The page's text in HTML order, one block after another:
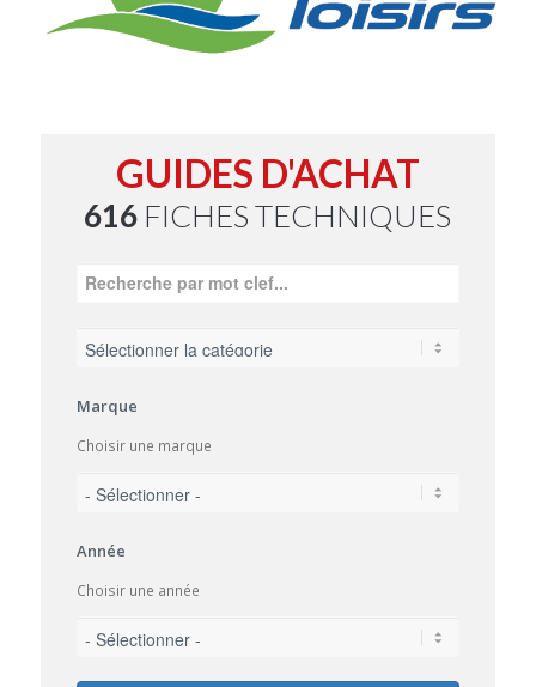
GUIDES D'ACHAT
616 FICHES TECHNIQUES
Marque
Choisir une marque
Année
Choisir une année